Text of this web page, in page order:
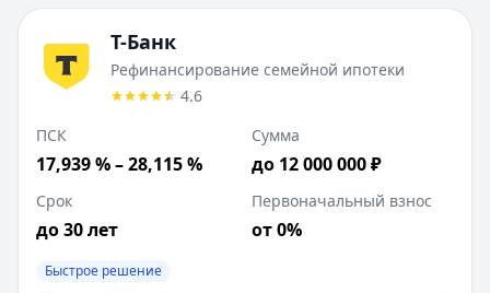
Т-Банк
Рефинансирование семейной ипотеки
4.6
ПСК
17,939 % – 28,115 %
Сумма
до 12 000 000 ₽
Срок
до 30 лет
Первоначальный взнос
от 0%
Быстрое решение